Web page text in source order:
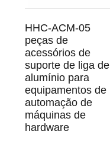
HHC-ACM-05
peças de
acessórios de
suporte de liga de
alumínio para
equipamentos de
automação de
máquinas de
hardware